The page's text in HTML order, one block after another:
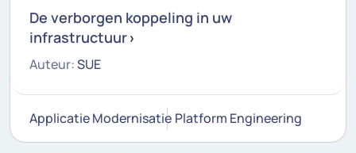
De verborgen koppeling in uw
infrastructuur
Auteur:SUE
Applicatie Modernisatie Platform Engineering